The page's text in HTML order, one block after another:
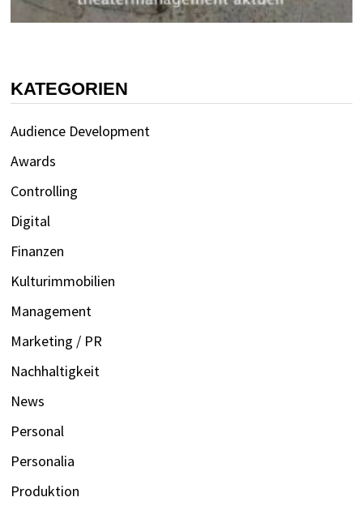
KATEGORIEN
Audience Development
Awards
Controlling
Digital
Finanzen
Kulturimmobilien
Management
Marketing / PR
Nachhaltigkeit
News
Personal
Personalia
Produktion